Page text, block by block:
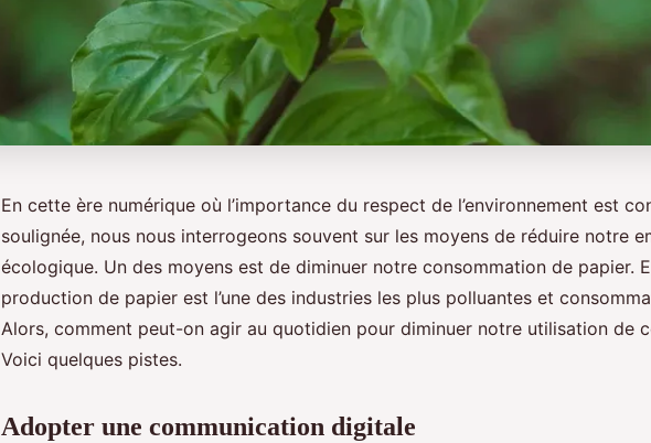
En cette ère numérique où l’importance du respect de l’environnement est
soulignée, nous nous interrogeons souvent sur les moyens de réduire notre
écologique. Un des moyens est de diminuer notre consommation de papier.
production de papier est l’une des industries les plus polluantes et
Alors, comment peut-on agir au quotidien pour diminuer notre utilisation de
Voici quelques pistes.
Adopter une communication digitale